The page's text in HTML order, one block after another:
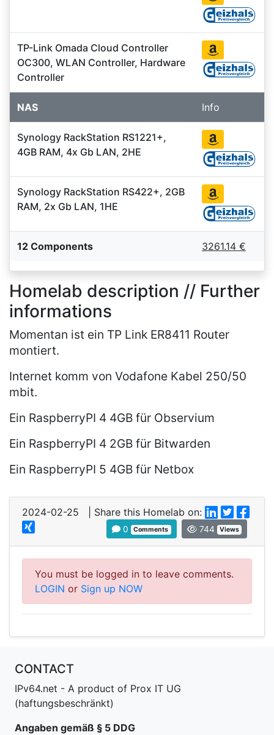
TP-Link Omada Cloud Controller
OC300, WLAN Controller, Hardware
Controller
NAS Info
Synology RackStation RS1221+,
4GB RAM, 4x Gb LAN, 2HE
Synology RackStation RS422+, 2GB
RAM, 2x Gb LAN, 1HE
12 Components 3261.14 €
Homelab description // Further
informations
Momentan ist ein TP Link ER8411 Router
montiert.
Internet komm von Vodafone Kabel 250/50
mbit.
Ein RaspberryPI 4 4GB für Observium
Ein RaspberryPI 4 2GB für Bitwarden
Ein RaspberryPI 5 4GB für Netbox
2024-02-25 | Share this Homelab on:
744 Views
0 Comments
You must be logged in to leave comments.
LOGIN or Sign up NOW
CONTACT
IPv64.net - A product of Prox IT UG
(haftungsbeschränkt)
Angaben gemäß § 5 DDG